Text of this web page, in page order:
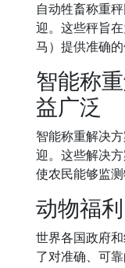
自动牲畜称重
迎。这些秤旨
马）提供准确的
智能称
益广泛
智能称重解决
迎。这些解决
使农民能够监测
动物福
世界各国政府
了对准确、可